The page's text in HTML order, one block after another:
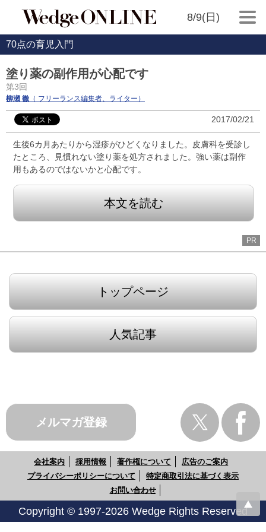
8/9(日)
70点の育児入門
塗り薬の副作用が心配です
第3回
柳瀬 徹 （ フリーランス編集者、ライター）
2017/02/21
生後6カ月あたりから湿疹がひどくなりました。皮膚科を受診し
たところ、見慣れない塗り薬を処方されました。強い薬は副作
用もあるのではないかと心配です。
本文を読む
PR
トップページ
人気記事
メルマガ登録
会社案内 採用情報 著作権について
広告のご案内
プライバシーポリシーについて
特定商取引法に基づく表示
お問い合わせ
Copyright © 1997-2026 Wedge Rights Reserved